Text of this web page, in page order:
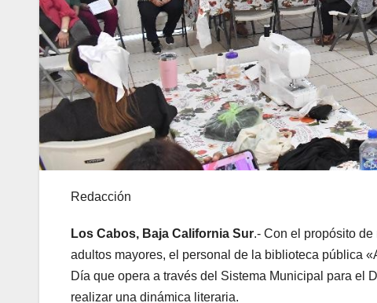
Redacción
Los Cabos, Baja California Sur.- Con el propósito
adultos mayores, el personal de la biblioteca pública
Día que opera a través del Sistema Municipal para el
realizar una dinámica literaria.